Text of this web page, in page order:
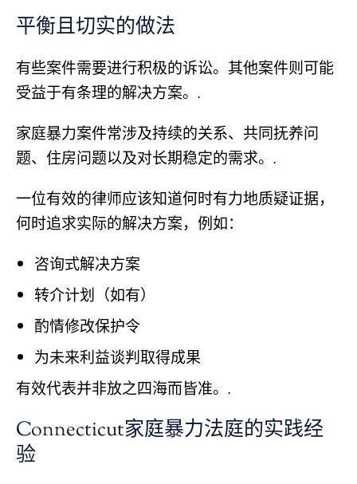
平衡且切实的做法
有些案件需要进行积极的诉讼。其他案件则可能
受益于有条理的解决方案。.
家庭暴力案件常涉及持续的关系、共同抚养问
题、住房问题以及对长期稳定的需求。.
一位有效的律师应该知道何时有力地质疑证据，
何时追求实际的解决方案，例如：
咨询式解决方案
转介计划（如有）
酌情修改保护令
为未来利益谈判取得成果
有效代表并非放之四海而皆准。.
Connecticut家庭暴力法庭的实践经
验